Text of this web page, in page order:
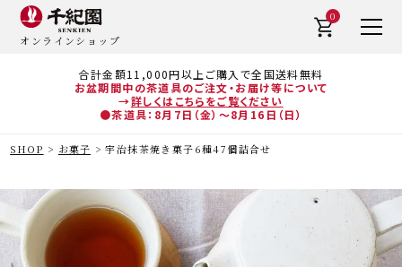
合計金額11,000円以上ご購入で全国送料無料
お盆期間中の茶道具のご注文・お届け等について
→詳しくはこちらをご覧ください
●茶道具：8月7日（金）～8月16日（日）
オンラインショップ
0
SHOP お菓子 宇治抹茶焼き菓子6種47個詰合せ